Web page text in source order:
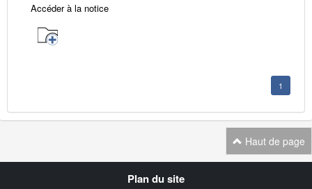
Accéder à la notice
1
Haut de page
Plan du site